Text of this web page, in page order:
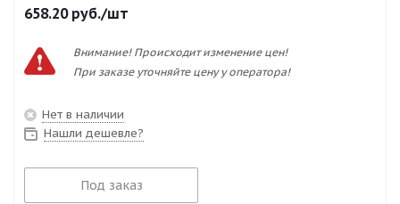
658.20руб./шт
Внимание! Происходит изменение цен!
При заказе уточняйте цену у оператора!
Нет в наличии
Нашли дешевле?
Под заказ